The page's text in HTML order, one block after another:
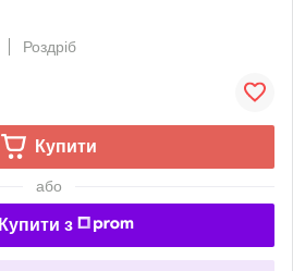
Роздріб
Купити
або
Купити з